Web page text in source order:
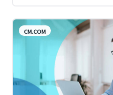
Platform(以下「
追加したことをお知
り、MMCでアップロ
LP広告の配信結果
パーソナライズドLP
能となりました。
CM.COM